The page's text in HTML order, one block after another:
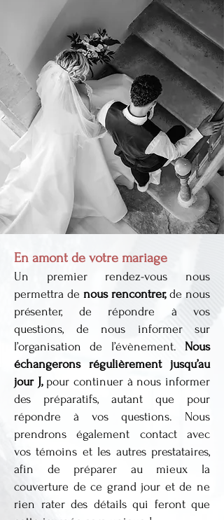
En amont de votre mariage
Un premier rendez-vous nous
permettra de nous rencontrer,de nous
présenter, de répondre à vos
questions, de nous informer sur
l’organisation de l’évènement. Nous
échangerons régulièrement jusqu’au
jour J,pour continuer à nous informer
des préparatifs, autant que pour
répondre à vos questions. Nous
prendrons également contact avec
vos témoins et les autres prestataires,
afin de préparer au mieux la
couverture de ce grand jour et de ne
rien rater des détails qui feront que